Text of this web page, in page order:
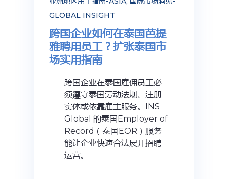
GLOBAL INSIGHT
跨国企业如何在泰国芭提
雅聘用员工？扩张泰国市
场实用指南
跨国企业在泰国雇佣员工必
须遵守泰国劳动法规、注册
实体或依靠雇主服务。INS
Global 的泰国Employer of
Record（泰国EOR）服务
能让企业快速合法展开招聘
运营。